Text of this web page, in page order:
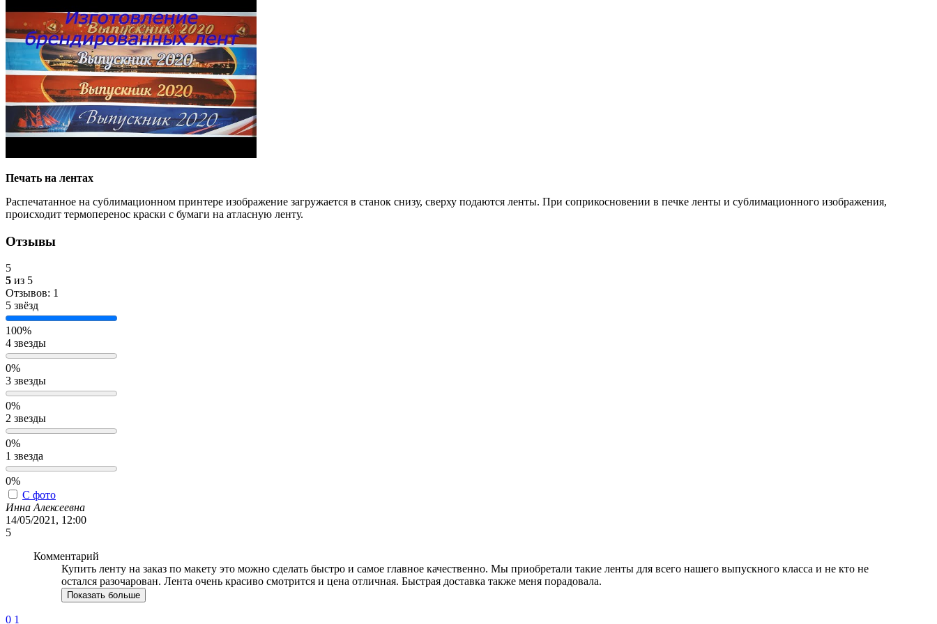
Печать на лентах
Распечатанное на сублимационном принтере изображение загружается в станок снизу, сверху подаются ленты. При соприкосновении в печке ленты и сублимационного изображения,
происходит термоперенос краски с бумаги на атласную ленту.
Отзывы
5
5 из 5
Отзывов: 1
5 звёзд
100%
4 звезды
0%
3 звезды
0%
2 звезды
0%
1 звезда
0%
С фото
Инна Алексеевна
14/05/2021, 12:00
5
Комментарий
Купить ленту на заказ по макету это можно сделать быстро и самое главное качественно. Мы приобретали такие ленты для всего нашего выпускного класса и не кто не
остался разочарован. Лента очень красиво смотрится и цена отличная. Быстрая доставка также меня порадовала.
Показать больше
0 1